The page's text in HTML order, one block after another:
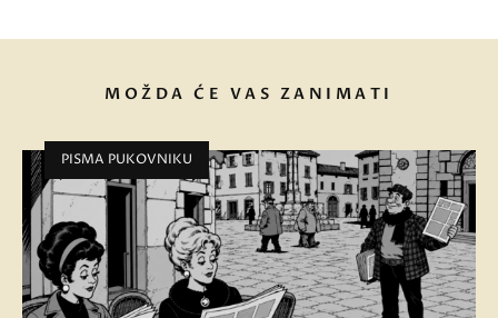
MOŽDA ĆE VAS ZANIMATI
PISMA PUKOVNIKU